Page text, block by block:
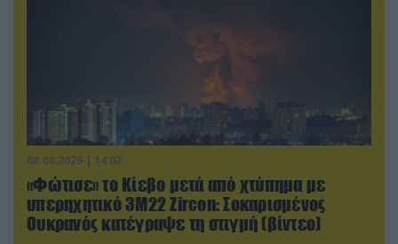
08.08.2026 | 14:02
«Φώτισε» το Κίεβο μετά από χτύπημα με
υπερηχητικό 3M22 Zircon: Σοκαρισμένος
Ουκρανός κατέγραψε τη στιγμή (βίντεο)